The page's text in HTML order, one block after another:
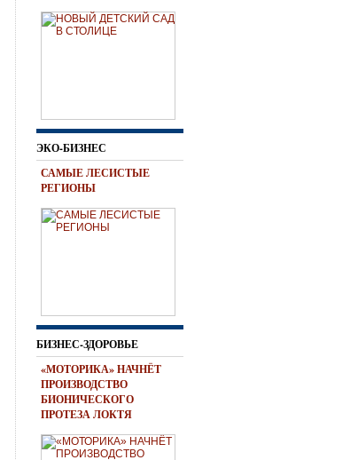
ЭКО-БИЗНЕС
САМЫЕ ЛЕСИСТЫЕ
РЕГИОНЫ
БИЗНЕС-ЗДОРОВЬЕ
«МОТОРИКА» НАЧНЁТ
ПРОИЗВОДСТВО
БИОНИЧЕСКОГО
ПРОТЕЗА ЛОКТЯ